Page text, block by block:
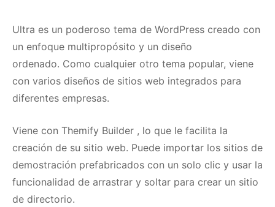
Ultra es un poderoso tema de WordPress creado con
un enfoque multipropósito y un diseño
ordenado. Como cualquier otro tema popular, viene
con varios diseños de sitios web integrados para
diferentes empresas.
Viene con Themify Builder , lo que le facilita la
creación de su sitio web. Puede importar los sitios de
demostración prefabricados con un solo clic y usar la
funcionalidad de arrastrar y soltar para crear un sitio
de directorio.